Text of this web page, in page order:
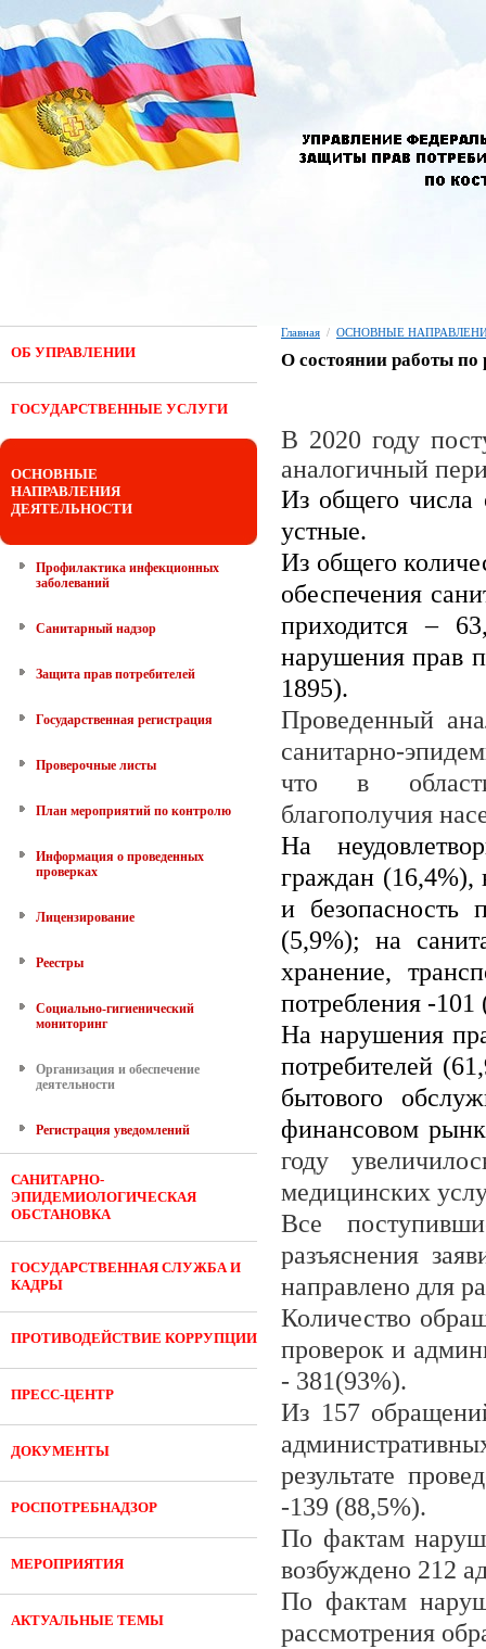
ОБ УПРАВЛЕНИИ
ГОСУДАРСТВЕННЫЕ УСЛУГИ
ОСНОВНЫЕ
НАПРАВЛЕНИЯ
ДЕЯТЕЛЬНОСТИ
Профилактика инфекционных
заболеваний
Санитарный надзор
Защита прав потребителей
Государственная регистрация
Проверочные листы
План мероприятий по контролю
Информация о проведенных
проверках
Лицензирование
Реестры
Социально-гигиенический
мониторинг
Организация и обеспечение
деятельности
Регистрация уведомлений
САНИТАРНО-
ЭПИДЕМИОЛОГИЧЕСКАЯ
ОБСТАНОВКА
ГОСУДАРСТВЕННАЯ СЛУЖБА И
КАДРЫ
ПРОТИВОДЕЙСТВИЕ КОРРУПЦИИ
ПРЕСС-ЦЕНТР
ДОКУМЕНТЫ
РОСПОТРЕБНАДЗОР
МЕРОПРИЯТИЯ
АКТУАЛЬНЫЕ ТЕМЫ
Главная / ОСНОВНЫЕ
О состоянии работы
В 2020 году
аналогичный
Из общего числа
устные.
Из общего
обеспечения
приходится –
нарушения прав
1895).
Проведенный
санитарно-
что в области
благополучия
На
граждан (16,4%),
и безопасность
(5,9%); на
хранение,
потребления -101
На нарушения
потребителей
бытового
финансовом
году
медицинских
Все
разъяснения
направлено для
Количество
проверок и
- 381(93%).
Из 157
результате
-139 (88,5%).
По фактам
воз­буждено 212
По фактам
рас­смотрения